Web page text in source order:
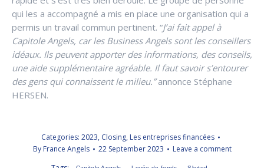
qui les a accompagné a mis en place une organisation qui a
permis un travail commun pertinent. “J’ai fait appel à
Capitole Angels, car les Business Angels sont les conseillers
idéaux. Ils peuvent apporter des informations, des conseils,
une aide supplémentaire agréable. Il faut savoir s’entourer
des gens qui connaissent le milieu.”annonce Stéphane
HERSEN.
Categories: 2023, Closing, Les entreprises financées
By France Angels 22 September 2023
Leave a comment